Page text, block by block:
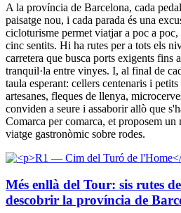
A la província de Barcelona, cada
paisatge nou, i cada parada és una
cicloturisme permet viatjar a poc a
cinc sentits. Hi ha rutes per a tots els
carretera que busca ports exigents fins
tranquil·la entre vinyes. I, al final de
taula esperant: cellers centenaris i
artesanes, fleques de llenya,
conviden a seure i assaborir allò que
Comarca per comarca, et proposem un
viatge gastronòmic sobre rodes.
Més enllà del Tour: sis rutes
descobrir la província de